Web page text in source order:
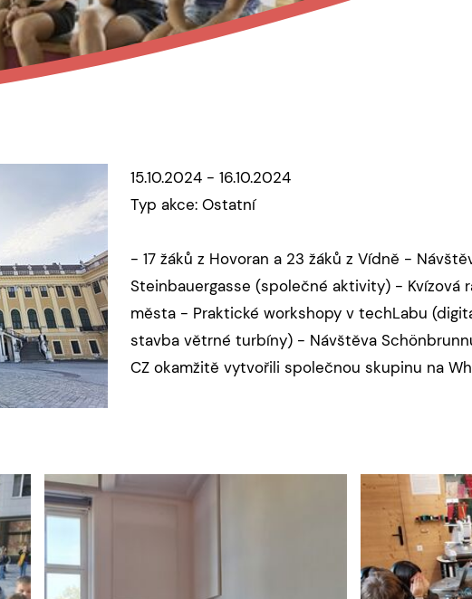
15.10.2024 - 16.10.2024
Typ akce: Ostatní
- 17 žáků z Hovoran a 23 žáků z Vídně -
Steinbauergasse (společné aktivity) - Kvízová
města - Praktické workshopy v techLabu
stavba větrné turbíny) - Návštěva
CZ okamžitě vytvořili společnou skupinu na